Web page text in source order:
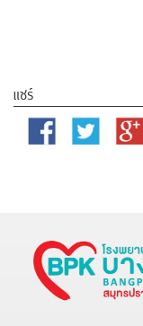
แชร์
Facebook Twitter
Google